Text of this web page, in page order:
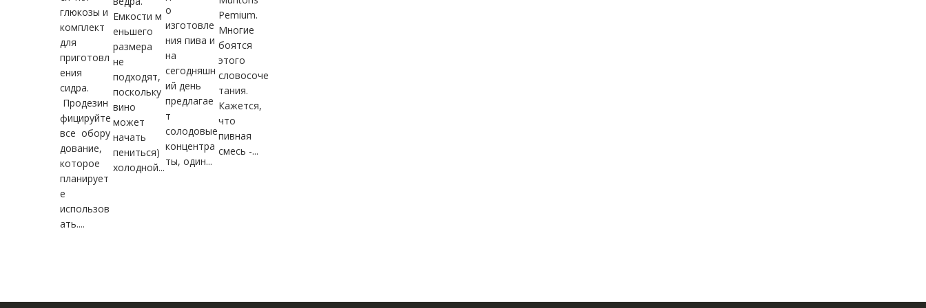
глюкозы и
комплект
для
приготовл
ения
сидра.
Продезин
фицируйте
все обору
дование,
которое
планирует
е
использов
ать....
Емкости м
еньшего
размера
не
подходят,
поскольку
вино
может
начать
пениться)
холодной...
о
изготовле
ния пива и
на
сегодняшн
ий день
предлагае
т
солодовые
концентра
ты, один...
Pemium.
Многие
боятся
этого
словосоче
тания.
Кажется,
что
пивная
смесь -...